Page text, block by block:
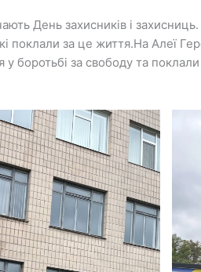
День захисників і
поклали за це життя.На Алеї
у боротьбі за свободу та